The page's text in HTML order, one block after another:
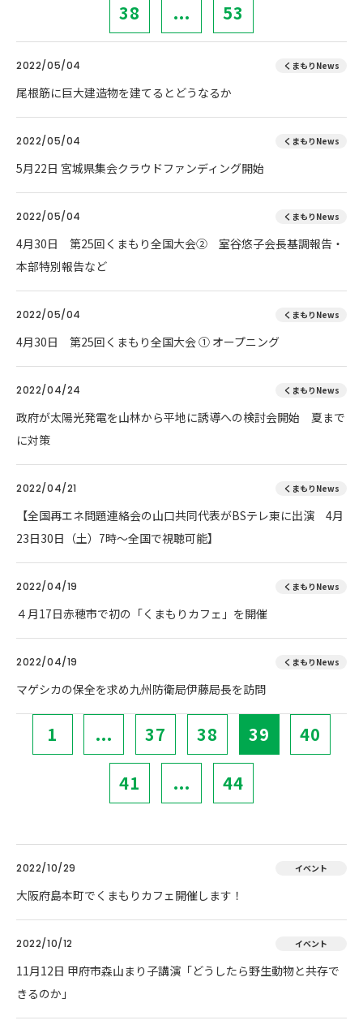
38 ... 53
2022/05/04 くまもりNews
尾根筋に巨大建造物を建てるとどうなるか
2022/05/04 くまもりNews
5月22日 宮城県集会クラウドファンディング開始
2022/05/04 くまもりNews
4月30日 第25回くまもり全国大会② 室谷悠子会長基調報告・
本部特別報告など
2022/05/04 くまもりNews
4月30日 第25回くまもり全国大会 ① オープニング
2022/04/24 くまもりNews
政府が太陽光発電を山林から平地に誘導への検討会開始 夏まで
に対策
2022/04/21 くまもりNews
【全国再エネ問題連絡会の山口共同代表がBSテレ東に出演 4月
23日30日（土）7時～全国で視聴可能】
2022/04/19 くまもりNews
４月17日赤穂市で初の「くまもりカフェ」を開催
2022/04/19 くまもりNews
マゲシカの保全を求め九州防衛局伊藤局長を訪問
1 ... 37 38 39 40
41 ... 44
2022/10/29 イベント
大阪府島本町でくまもりカフェ開催します！
2022/10/12 イベント
11月12日 甲府市森山まり子講演「どうしたら野生動物と共存で
きるのか」